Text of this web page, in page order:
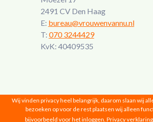
2491 CV Den Haag
E: bureau@vrouwenvannu.nl
T: 070 3244429
KvK: 40409535
Vrouwen van Nu © 2026 |
Wij vinden privacy heel belangrijk, daarom slaan wij
bezoeken op voor de rest plaatsen wij alleen
bijvoorbeeld voor het inloggen. Privacy verklaring